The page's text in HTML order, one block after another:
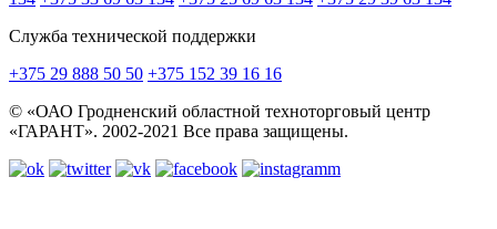
Служба технической поддержки
+375 29 888 50 50 +375 152 39 16 16
© «ОАО Гродненский областной техноторговый центр
«ГАРАНТ». 2002-2021 Все права защищены.